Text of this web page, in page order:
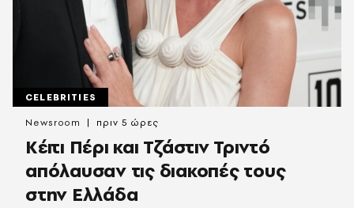
CELEBRITIES
Κέιτι Πέρι και Τζάστιν Τριντό
απόλαυσαν τις διακοπές τους
στην Ελλάδα
Newsroom πριν 5 ώρες